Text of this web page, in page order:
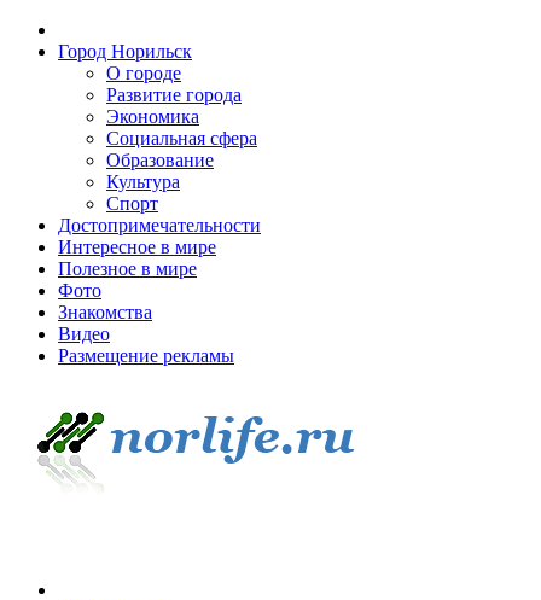
Город Норильск
О городе
Развитие города
Экономика
Социальная сфера
Образование
Культура
Спорт
Достопримечательности
Интересное в мире
Полезное в мире
Фото
Знакомства
Видео
Размещение рекламы